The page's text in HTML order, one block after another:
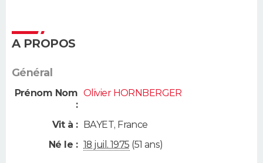
A PROPOS
Général
Prénom Nom
:
Olivier HORNBERGER
Vit à : BAYET, France
Né le : 18 juil. 1975 (51 ans)